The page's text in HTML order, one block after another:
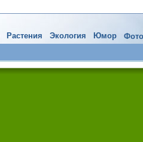
Растения Экология Юмор